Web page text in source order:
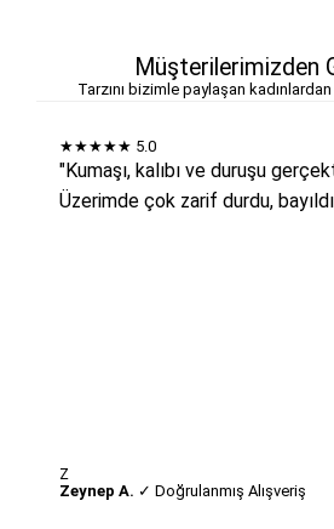
Müşterilerimizden
Tarzını bizimle paylaşan
★★★★★ 5.0
"Kumaşı, kalıbı ve duruşu
Üzerimde çok zarif durdu,
Z
Zeynep A. ✓ Doğrulanmış Alışveriş